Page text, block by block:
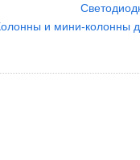
и мини-колонны